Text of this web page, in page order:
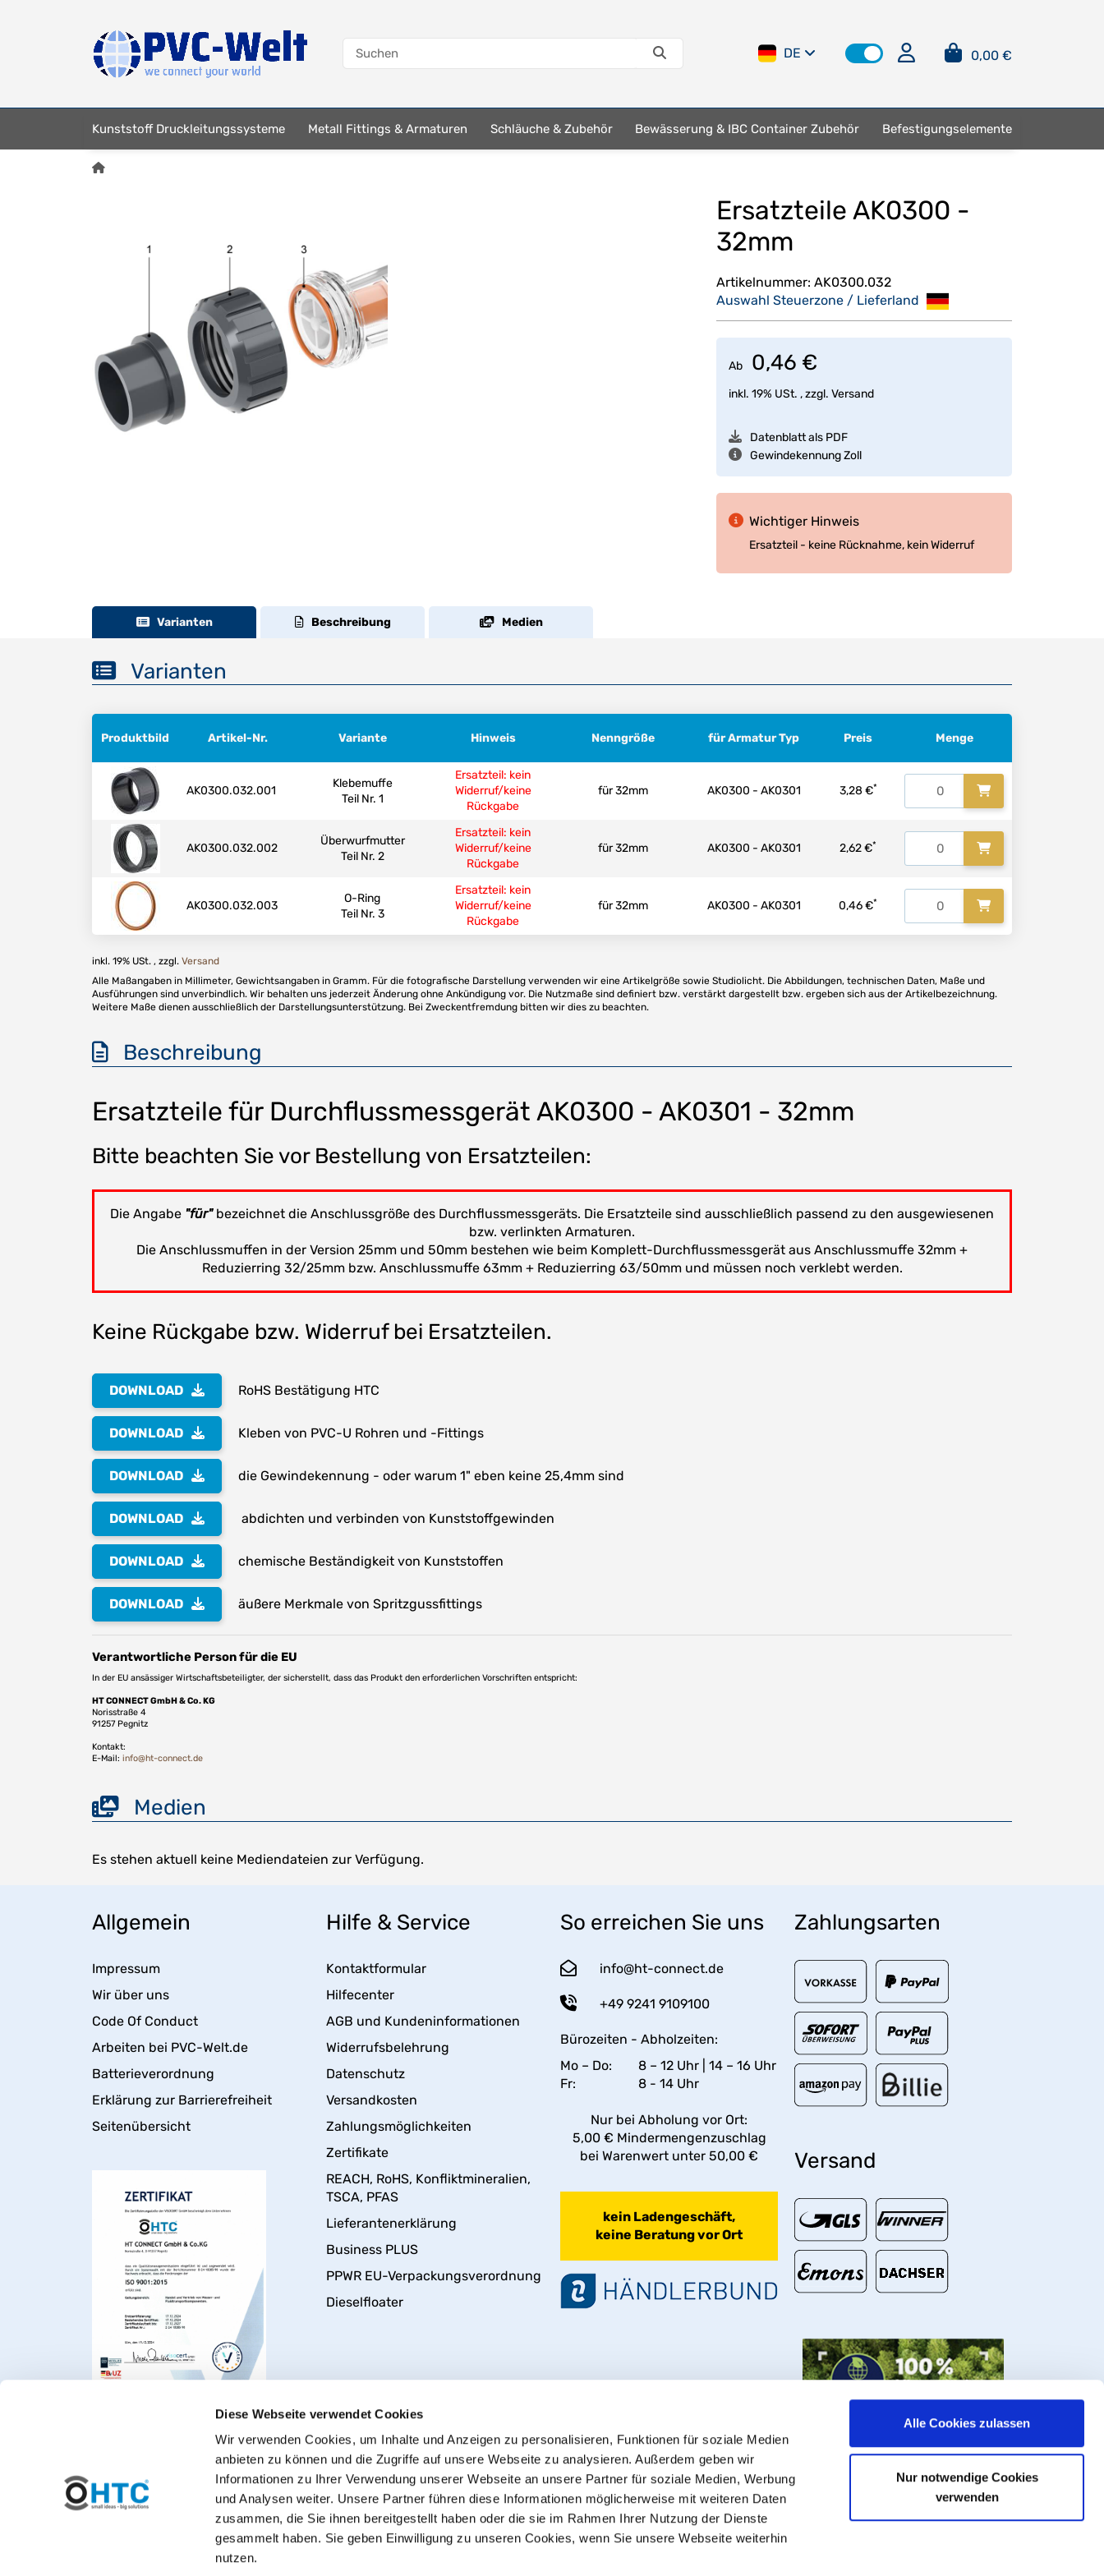
Diese Webseite verwendet Cookies
Wir verwenden Cookies, um Inhalte und Anzeigen zu personalisieren, Funktionen für soziale Medien
anbieten zu können und die Zugriffe auf unsere Webseite zu analysieren. Außerdem geben wir
Informationen zu Ihrer Verwendung unserer Webseite an unsere Partner für soziale Medien, Werbung
und Analysen weiter. Unsere Partner führen diese Informationen möglicherweise mit weiteren Daten
zusammen, die Sie ihnen bereitgestellt haben oder die sie im Rahmen Ihrer Nutzung der Dienste
gesammelt haben. Sie geben Einwilligung zu unseren Cookies, wenn Sie unsere Webseite weiterhin
nutzen.
Alle Cookies zulassen
Nur notwendige Cookies
verwenden
DE 0,00 €
Kunststoff Druckleitungssysteme Metall Fittings & Armaturen Schläuche & Zubehör Bewässerung & IBC Container Zubehör Befestigungselemente
Ersatzteile AK0300 -
32mm
Artikelnummer: AK0300.032
Auswahl Steuerzone / Lieferland
Ab 0,46 €
inkl. 19% USt. , zzgl. Versand
Datenblatt als PDF
Gewindekennung Zoll
Wichtiger Hinweis
Ersatzteil - keine Rücknahme, kein Widerruf
Varianten Beschreibung Medien
Varianten
Produktbild Artikel-Nr. Variante Hinweis Nenngröße für Armatur Typ Preis Menge
AK0300.032.001
Klebemuffe
Teil Nr. 1
Ersatzteil: kein
Widerruf/keine
Rückgabe
für 32mm AK0300 - AK0301 3,28 €*
AK0300.032.002
Überwurfmutter
Teil Nr. 2
Ersatzteil: kein
Widerruf/keine
Rückgabe
für 32mm AK0300 - AK0301 2,62 €*
AK0300.032.003
O-Ring
Teil Nr. 3
Ersatzteil: kein
Widerruf/keine
Rückgabe
für 32mm AK0300 - AK0301 0,46 €*
inkl. 19% USt. , zzgl. Versand
Alle Maßangaben in Millimeter, Gewichtsangaben in Gramm. Für die fotografische Darstellung verwenden wir eine Artikelgröße sowie Studiolicht. Die Abbildungen, technischen Daten, Maße und
Ausführungen sind unverbindlich. Wir behalten uns jederzeit Änderung ohne Ankündigung vor. Die Nutzmaße sind definiert bzw. verstärkt dargestellt bzw. ergeben sich aus der Artikelbezeichnung.
Weitere Maße dienen ausschließlich der Darstellungsunterstützung. Bei Zweckentfremdung bitten wir dies zu beachten.
Beschreibung
Ersatzteile für Durchflussmessgerät AK0300 - AK0301 - 32mm
Bitte beachten Sie vor Bestellung von Ersatzteilen:
Die Angabe "für"bezeichnet die Anschlussgröße des Durchflussmessgeräts. Die Ersatzteile sind ausschließlich passend zu den ausgewiesenen
bzw. verlinkten Armaturen.
Die Anschlussmuffen in der Version 25mm und 50mm bestehen wie beim Komplett-Durchflussmessgerät aus Anschlussmuffe 32mm +
Reduzierring 32/25mm bzw. Anschlussmuffe 63mm + Reduzierring 63/50mm und müssen noch verklebt werden.
Keine Rückgabe bzw. Widerruf bei Ersatzteilen.
DOWNLOAD RoHS Bestätigung HTC
DOWNLOAD Kleben von PVC-U Rohren und -Fittings
DOWNLOAD die Gewindekennung - oder warum 1" eben keine 25,4mm sind
DOWNLOAD abdichten und verbinden von Kunststoffgewinden
DOWNLOAD chemische Beständigkeit von Kunststoffen
DOWNLOAD äußere Merkmale von Spritzgussfittings
Verantwortliche Person für die EU
In der EU ansässiger Wirtschaftsbeteiligter, der sicherstellt, dass das Produkt den erforderlichen Vorschriften entspricht:
HT CONNECT GmbH & Co. KG
Norisstraße 4
91257 Pegnitz
Kontakt:
E-Mail: info@ht-connect.de
Medien
Es stehen aktuell keine Mediendateien zur Verfügung.
Allgemein
Impressum
Wir über uns
Code Of Conduct
Arbeiten bei PVC-Welt.de
Batterieverordnung
Erklärung zur Barrierefreiheit
Seitenübersicht
Hilfe & Service
Kontaktformular
Hilfecenter
AGB und Kundeninformationen
Widerrufsbelehrung
Datenschutz
Versandkosten
Zahlungsmöglichkeiten
Zertifikate
REACH, RoHS, Konfliktmineralien,
TSCA, PFAS
Lieferantenerklärung
Business PLUS
PPWR EU-Verpackungsverordnung
Dieselfloater
So erreichen Sie uns
info@ht-connect.de
+49 9241 9109100
Bürozeiten - Abholzeiten:
Mo – Do:
8 – 12 Uhr | 14 – 16 Uhr
Fr:
8 - 14 Uhr
Nur bei Abholung vor Ort:
5,00 € Mindermengenzuschlag
bei Warenwert unter 50,00 €
kein Ladengeschäft,
keine Beratung vor Ort
Zahlungsarten
Versand
© 2013 - 2026 HT CONNECT GmbH & Co. KG
Herzlich willkommen bei PVC-Welt, dem Online Shop mit Qualitätsprodukten von HTC© – PVC-U Rohre, Armaturen und Fittings.